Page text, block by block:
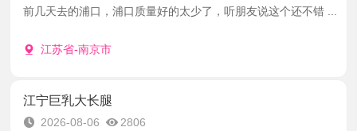
前几天去的浦口，浦口质量好的太少了，听朋友说这个还不错 ...
江苏省-南京市
江宁巨乳大长腿
2026-08-06
2806